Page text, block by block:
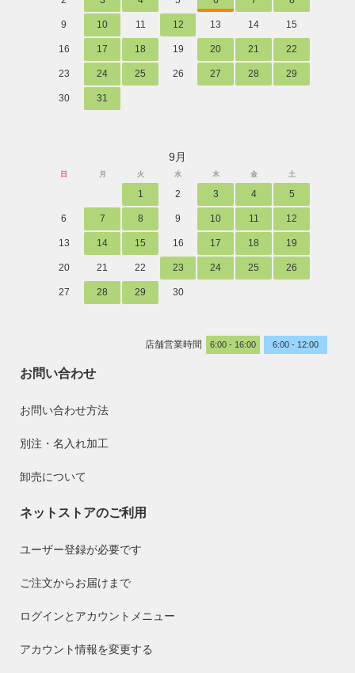
9 10 11 12 13 14 15
16 17 18 19 20 21 22
23 24 25 26 27 28 29
30 31
9月
日 月 火 水 木 金 土
1 2 3 4 5
6 7 8 9 10 11 12
13 14 15 16 17 18 19
20 21 22 23 24 25 26
27 28 29 30
店舗営業時間 6:00 - 16:00 6:00 - 12:00
お問い合わせ
お問い合わせ方法
別注・名入れ加工
卸売について
ネットストアのご利用
ユーザー登録が必要です
ご注文からお届けまで
ログインとアカウントメニュー
アカウント情報を変更する